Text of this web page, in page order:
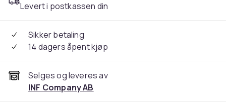
Levert i postkassen din
Sikker betaling
14 dagers åpent kjøp
Selges og leveres av
INF Company AB